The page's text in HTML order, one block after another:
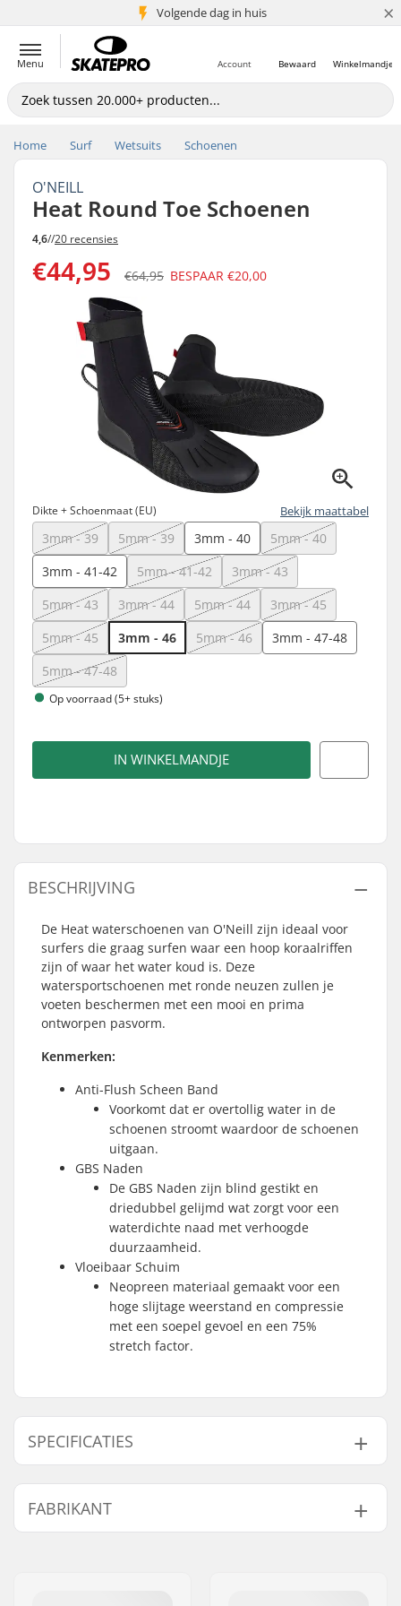
Volgende dag in huis
5+ mln. klanten ×
Menu Winkelmandje
Bewaard
Account
Home Surf Wetsuits Schoenen
O'NEILL
Heat Round Toe Schoenen
4,6//20 recensies
€44,95 €64,95 BESPAAR €20,00
Dikte + Schoenmaat (EU) Bekijk maattabel
3mm - 39 5mm - 39 3mm - 40
5mm - 40
3mm - 41-42
5mm - 41-42
3mm - 43
5mm - 43
3mm - 44 5mm - 44
3mm - 45
5mm - 45
3mm - 46 5mm - 46
3mm - 47-48
5mm - 47-48
Op voorraad (5+ stuks)
IN WINKELMANDJE
BESCHRIJVING
De Heat waterschoenen van O'Neill zijn ideaal voor
surfers die graag surfen waar een hoop koraalriffen
zijn of waar het water koud is. Deze
watersportschoenen met ronde neuzen zullen je
voeten beschermen met een mooi en prima
ontworpen pasvorm.
Kenmerken:
Anti-Flush Scheen Band
Voorkomt dat er overtollig water in de
schoenen stroomt waardoor de schoenen
uitgaan.
GBS Naden
De GBS Naden zijn blind gestikt en
driedubbel gelijmd wat zorgt voor een
waterdichte naad met verhoogde
duurzaamheid.
Vloeibaar Schuim
Neopreen materiaal gemaakt voor een
hoge slijtage weerstand en compressie
met een soepel gevoel en een 75%
stretch factor.
SPECIFICATIES
Dikte:
3mm, 5mm
Activity:
Kitesurfing, Surfen,
FABRIKANT